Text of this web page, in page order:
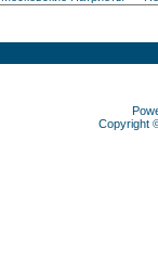
Copyright